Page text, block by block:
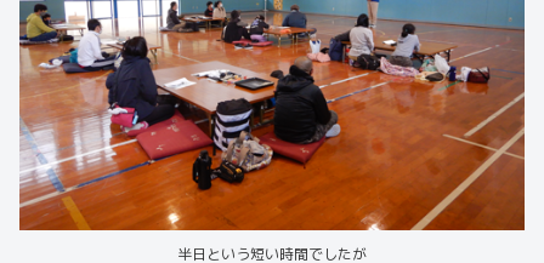
半日という短い時間でしたが